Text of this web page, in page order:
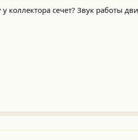
сечет? Звук работы